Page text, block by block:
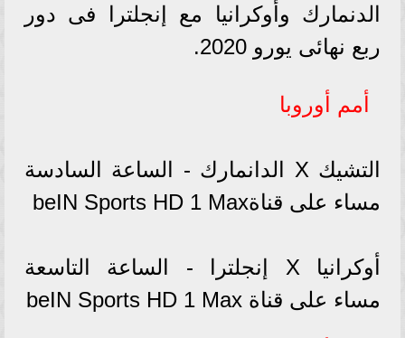
الدنمارك وأوكرانيا مع إنجلترا فى دور
ربع نهائى يورو 2020.
أمم أوروبا
التشيك X الدانمارك - الساعة السادسة
مساء على قناةbeIN Sports HD 1 Max
أوكرانيا X إنجلترا - الساعة التاسعة
مساء على قناة beIN Sports HD 1 Max